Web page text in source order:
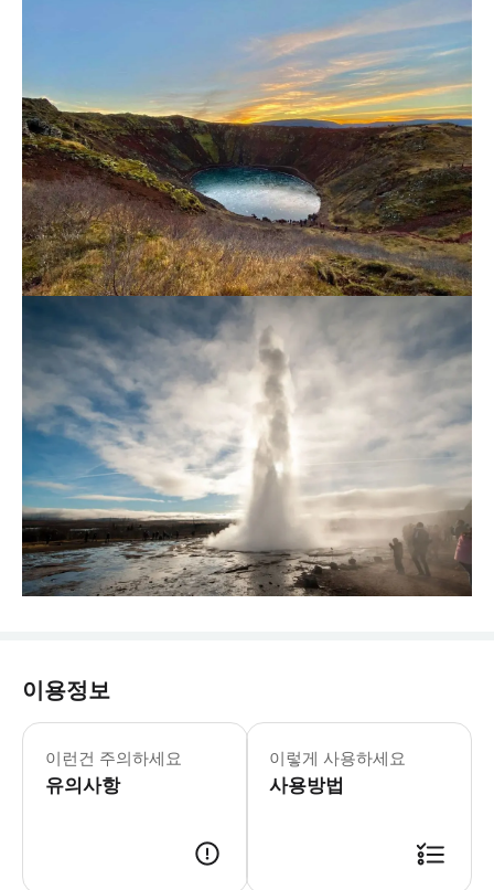
이용정보
이런건 주의하세요
유의사항
이렇게 사용하세요
사용방법